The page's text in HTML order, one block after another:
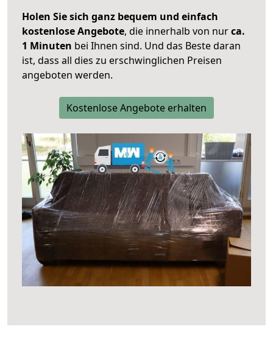
Holen Sie sich ganz bequem und einfach
kostenlose Angebote, die innerhalb von nurca.
1 Minuten bei Ihnen sind. Und das Beste daran
ist, dass all dies zu erschwinglichen Preisen
angeboten werden.
Kostenlose Angebote erhalten